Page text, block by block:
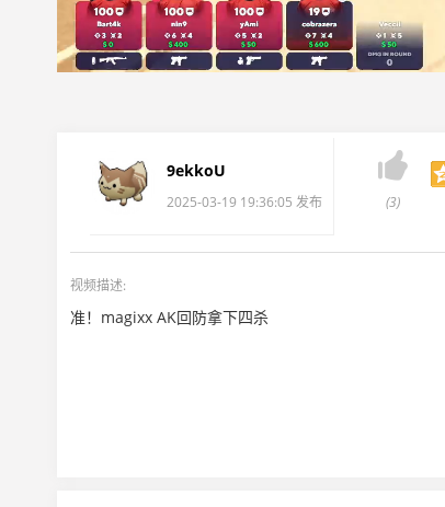
9ekkoU
2025-03-19 19:36:05 发布

(3)
视频描述:
准！magixx AK回防拿下四杀